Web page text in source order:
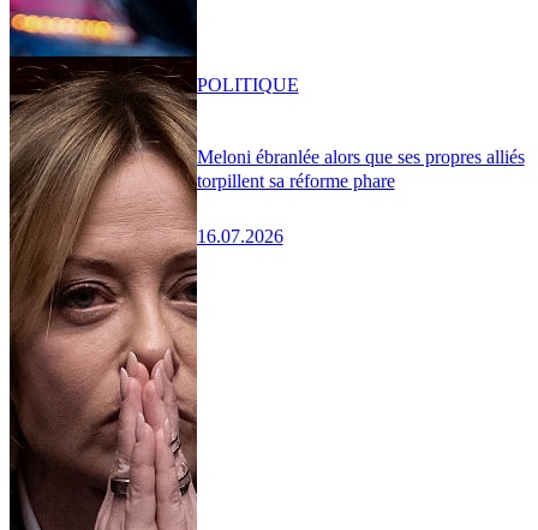
Meloni ébranlée alors que ses propres alliés
torpillent sa réforme phare
16.07.2026
POLITIQUE